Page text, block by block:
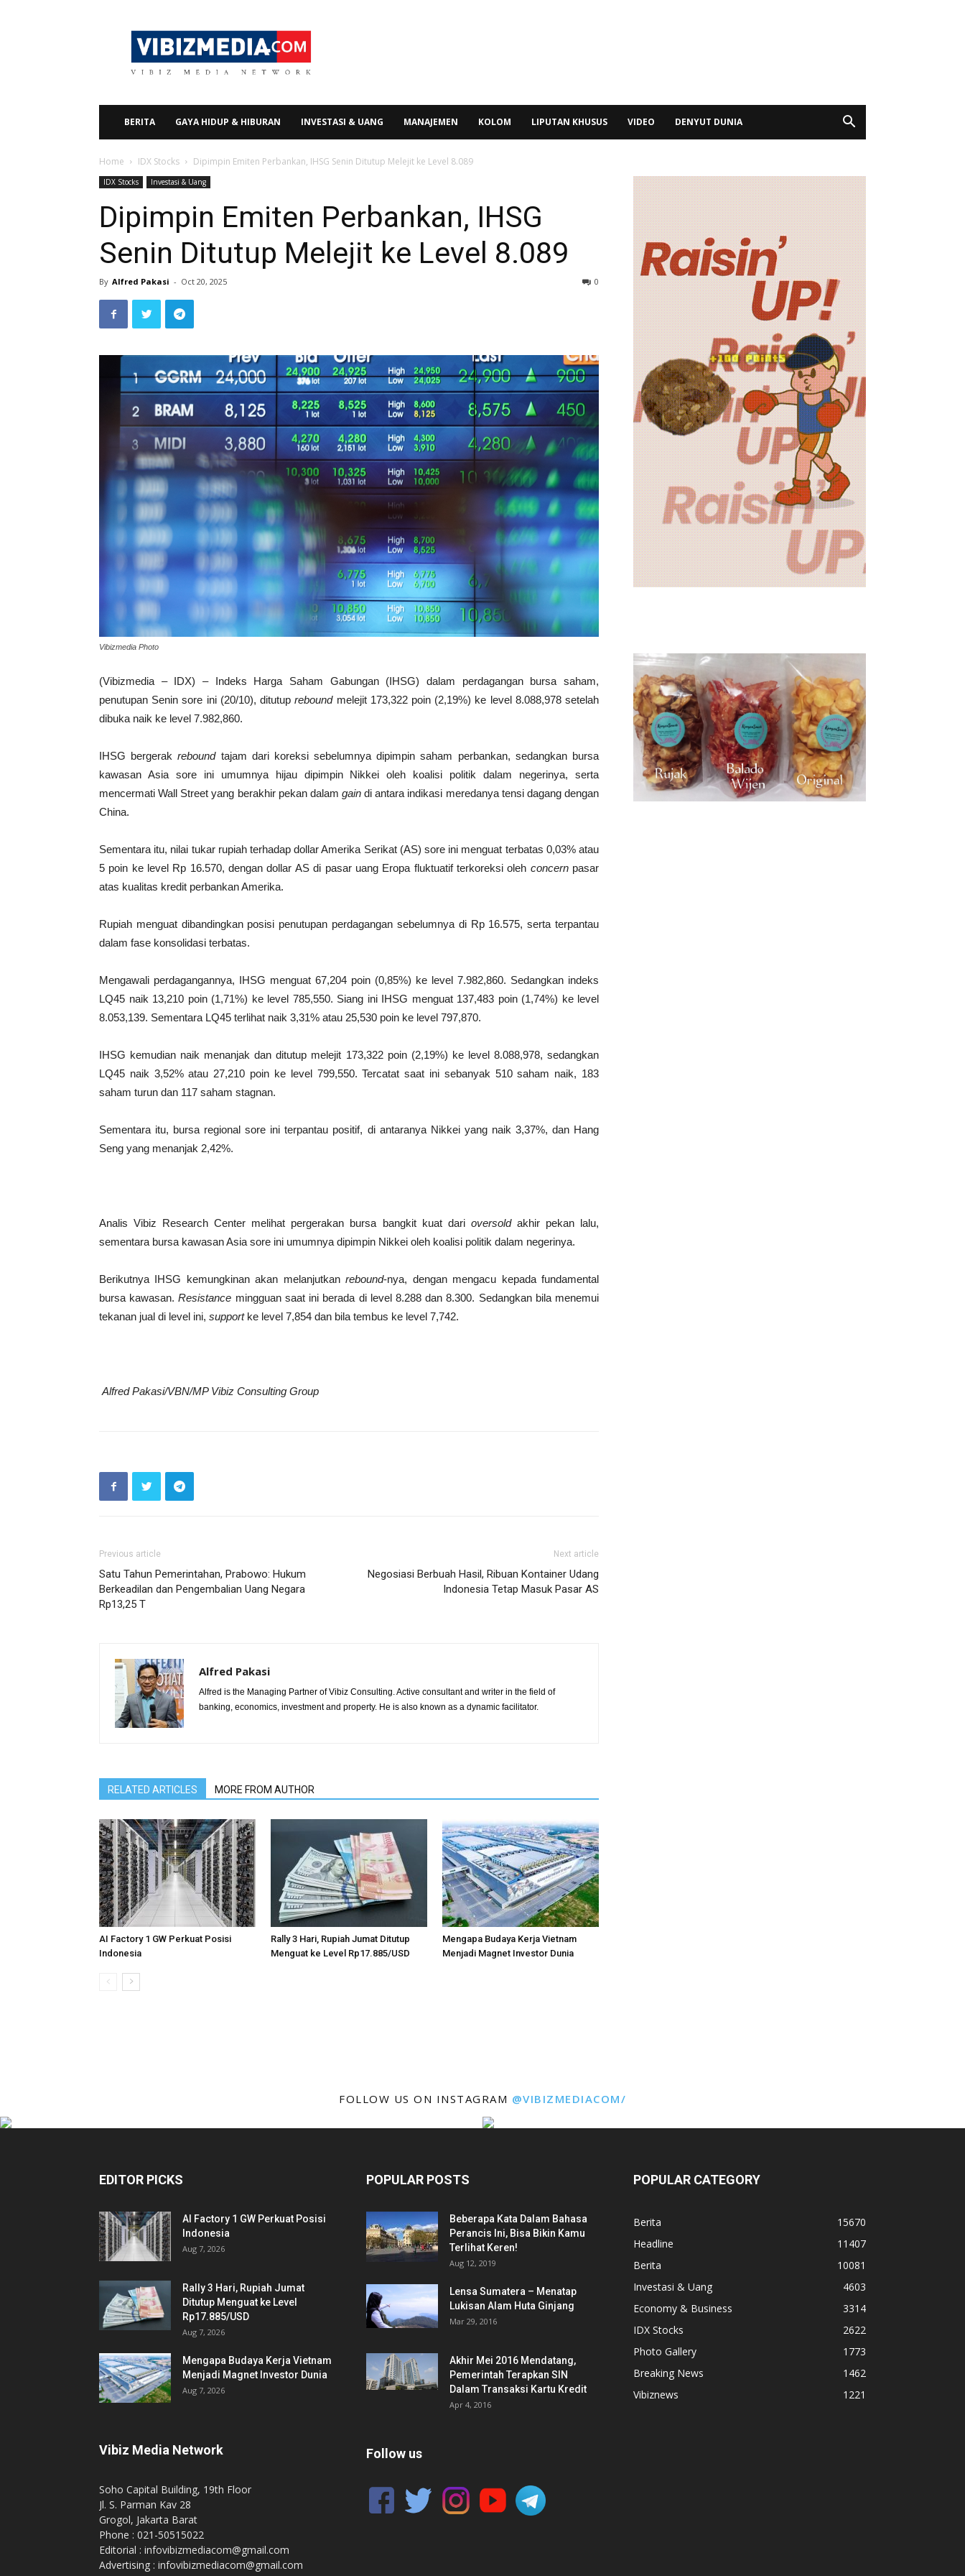
Vibizmedia.com
BERITA GAYA HIDUP & HIBURAN INVESTASI & UANG MANAJEMEN KOLOM LIPUTAN KHUSUS VIDEO DENYUT DUNIA
Home IDX Stocks Dipimpin Emiten Perbankan, IHSG Senin Ditutup Melejit ke Level 8.089
IDX Stocks Investasi & Uang
Dipimpin Emiten Perbankan, IHSG
Senin Ditutup Melejit ke Level 8.089
By Alfred Pakasi - Oct 20, 2025 0
Vibizmedia Photo
(Vibizmedia – IDX) – Indeks Harga Saham Gabungan (IHSG) dalam perdagangan bursa saham,
penutupan Senin sore ini (20/10), ditutupreboundmelejit 173,322 poin (2,19%) ke level 8.088,978 setelah
dibuka naik ke level 7.982,860.
IHSG bergerakreboundtajam dari koreksi sebelumnya dipimpin saham perbankan, sedangkan bursa
kawasan Asia sore ini umumnya hijau dipimpin Nikkei oleh koalisi politik dalam negerinya, serta
mencermati Wall Street yang berakhir pekan dalam gain di antara indikasi meredanya tensi dagang dengan
China.
Sementara itu, nilai tukar rupiah terhadap dollar Amerika Serikat (AS) sore ini menguat terbatas 0,03% atau
5 poin ke level Rp 16.570, dengan dollar AS di pasar uang Eropa fluktuatif terkoreksi oleh concernpasar
atas kualitas kredit perbankan Amerika.
Rupiah menguat dibandingkan posisi penutupan perdagangan sebelumnya di Rp 16.575, serta terpantau
dalam fase konsolidasi terbatas.
Mengawali perdagangannya, IHSG menguat 67,204 poin (0,85%) ke level 7.982,860. Sedangkan indeks
LQ45 naik 13,210 poin (1,71%) ke level 785,550. Siang ini IHSG menguat 137,483 poin (1,74%) ke level
8.053,139. Sementara LQ45 terlihat naik 3,31% atau 25,530 poin ke level 797,870.
IHSG kemudian naik menanjak dan ditutup melejit 173,322 poin (2,19%) ke level 8.088,978, sedangkan
LQ45 naik 3,52% atau 27,210 poin ke level 799,550. Tercatat saat ini sebanyak 510 saham naik, 183
saham turun dan 117 saham stagnan.
Sementara itu, bursa regional sore ini terpantau positif, di antaranya Nikkei yang naik 3,37%, dan Hang
Seng yang menanjak 2,42%.
Analis Vibiz Research Center melihat pergerakan bursa bangkit kuat dari oversoldakhir pekan lalu,
sementara bursa kawasan Asia sore ini umumnya dipimpin Nikkei oleh koalisi politik dalam negerinya.
Berikutnya IHSG kemungkinan akan melanjutkanrebound-nya, dengan mengacu kepada fundamental
bursa kawasan.Resistance mingguan saat ini berada di level 8.288 dan 8.300. Sedangkan bila menemui
tekanan jual di level ini, supportke level 7,854 dan bila tembus ke level 7,742.
Alfred Pakasi/VBN/MP Vibiz Consulting Group
Previous article
Satu Tahun Pemerintahan, Prabowo: Hukum
Berkeadilan dan Pengembalian Uang Negara
Rp13,25 T
Next article
Negosiasi Berbuah Hasil, Ribuan Kontainer Udang
Indonesia Tetap Masuk Pasar AS
Alfred Pakasi
Alfred is the Managing Partner of Vibiz Consulting. Active consultant and writer in the field of
banking, economics, investment and property. He is also known as a dynamic facilitator.
RELATED ARTICLES MORE FROM AUTHOR
AI Factory 1 GW Perkuat Posisi
Indonesia
Rally 3 Hari, Rupiah Jumat Ditutup
Menguat ke Level Rp17.885/USD
Mengapa Budaya Kerja Vietnam
Menjadi Magnet Investor Dunia
FOLLOW US ON INSTAGRAM @VIBIZMEDIACOM/
EDITOR PICKS
AI Factory 1 GW Perkuat Posisi
Indonesia
Aug 7, 2026
Rally 3 Hari, Rupiah Jumat
Ditutup Menguat ke Level
Rp17.885/USD
Aug 7, 2026
Mengapa Budaya Kerja Vietnam
Menjadi Magnet Investor Dunia
Aug 7, 2026
Vibiz Media Network
Soho Capital Building, 19th Floor
Jl. S. Parman Kav 28
Grogol, Jakarta Barat
Phone : 021-50515022
Editorial : infovibizmediacom@gmail.com
Advertising : infovibizmediacom@gmail.com
POPULAR POSTS
Beberapa Kata Dalam Bahasa
Perancis Ini, Bisa Bikin Kamu
Terlihat Keren!
Aug 12, 2019
Lensa Sumatera – Menatap
Lukisan Alam Huta Ginjang
Mar 29, 2016
Akhir Mei 2016 Mendatang,
Pemerintah Terapkan SIN
Dalam Transaksi Kartu Kredit
Apr 4, 2016
Follow us
POPULAR CATEGORY
Berita
15670
Headline
11407
Berita
10081
Investasi & Uang
4603
Economy & Business
3314
IDX Stocks
2622
Photo Gallery
1773
Breaking News
1462
Vibiznews
1221